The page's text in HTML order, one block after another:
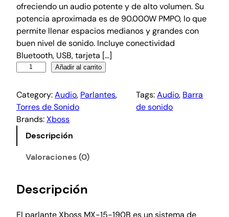
ofreciendo un audio potente y de alto volumen. Su
potencia aproximada es de 90.000W PMPO, lo que
permite llenar espacios medianos y grandes con
buen nivel de sonido. Incluye conectividad
Bluetooth, USB, tarjeta […]
Añadir al carrito
Category:Audio, Parlantes
Torres de Sonido
Tags:Audio, Barra
de sonido
Brands:Xboss
Descripción
Valoraciones (0)
Descripción